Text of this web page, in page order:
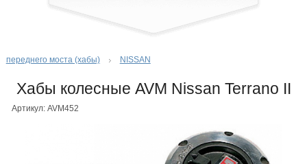
переднего моста (хабы) NISSAN
Хабы колесные AVM Nissan Terrano II
Артикул: AVM452